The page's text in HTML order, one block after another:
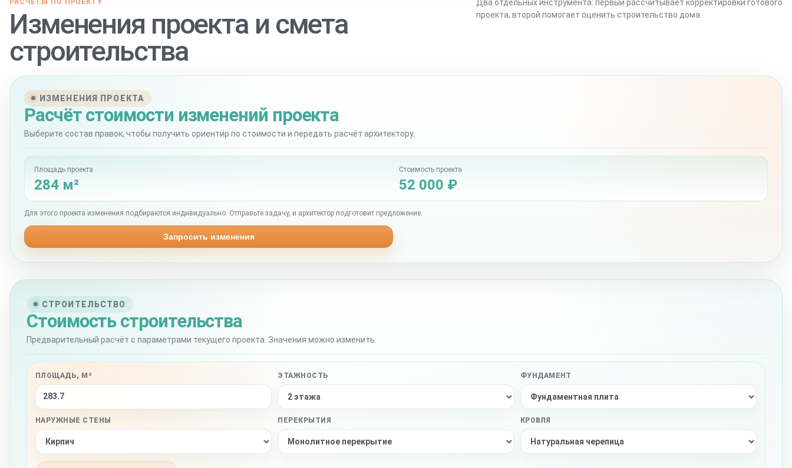
РАСЧЁТЫ ПО ПРОЕКТУ
Изменения проекта и смета
строительства
Два отдельных инструмента: первый рассчитывает корректировки готового
проекта, второй помогает оценить строительство дома.
СТРОИТЕЛЬСТВО
Стоимость строительства
Предварительный расчёт с параметрами текущего проекта. Значения можно изменить.
ПЛОЩАДЬ, М² ЭТАЖНОСТЬ ФУНДАМЕНТ
НАРУЖНЫЕ СТЕНЫ ПЕРЕКРЫТИЯ КРОВЛЯ
ИЗМЕНЕНИЯ ПРОЕКТА
Расчёт стоимости изменений проекта
Выберите состав правок, чтобы получить ориентир по стоимости и передать расчёт архитектору.
Площадь проекта
284 м²
Стоимость проекта
52 000 ₽
Для этого проекта изменения подбираются индивидуально. Отправьте задачу, и архитектор подготовит предложение.
Запросить изменения